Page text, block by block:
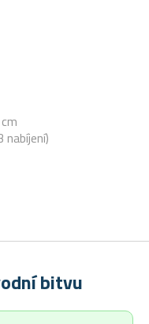
nabíjení)
bitvu